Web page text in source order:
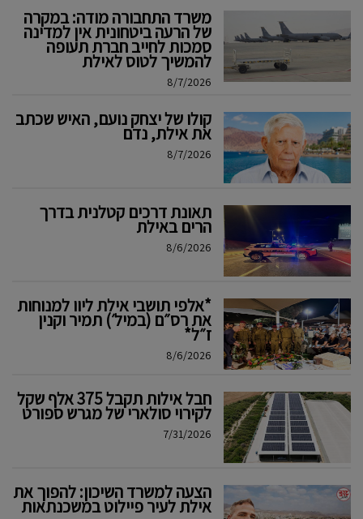
משרד התחבורה מודה: במקרה
של הרעה ביטחונית אין למדינה
סמכות לחייב חברת תעופה
להמשיך לטוס לאילת
8/7/2026
קולו של יצחק נועם, האיש שכתב
את אילת, נדם
8/7/2026
תאונת דרכים קטלנית בדרך
הרים באילת
8/6/2026
*אלפי תושבי אילת ליוו למנוחות
את רס״ם (במיל׳) תמיר וקנין
ז״ל*
8/6/2026
חבל אילות תקבל 375 אלף שקל
לקירוי סולארי של מגרש ספורט
7/31/2026
הצעה למשרד השיכון: להפוך את
אילת לעיר פיילוט במשכנתאות